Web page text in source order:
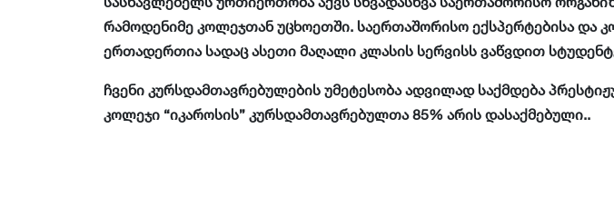
რამოდენიმე კოლეჯთან უცხოეთში. საერთაშორისო ექსპერტებისა
ერთადერთია სადაც ასეთი მაღალი კლასის სერვისს ვაწვდით
ჩვენი კურსდამთავრებულების უმეტესობა ადვილად საქმდება
კოლეჯი “იკაროსის” კურსდამთავრებულთა 85% არის დასაქმებული..